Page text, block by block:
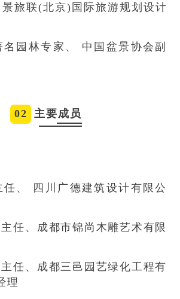
旅联(北京)国际旅游规划设计
园林专家、 中国盆景协会副
02 主要成员
、 四川广德建筑设计有限公
任、成都市锦尚木雕艺术有限
任、成都三邑园艺绿化工程有
理